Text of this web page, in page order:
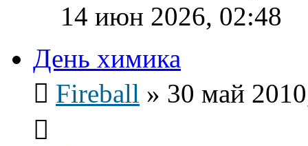
14 июн 2026, 02:48
День химика
Fireball » 30 май